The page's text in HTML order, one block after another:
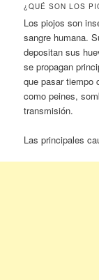
¿QUÉ SON LOS
Los piojos son
sangre humana.
depositan sus
se propagan
que pasar tiempo
como peines,
transmisión.
Las principales